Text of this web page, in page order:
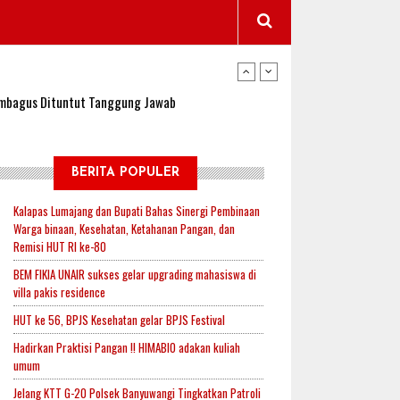
Jadi Lokasi Uji Coba Program NADI JKN
Dituntut Tanggung Jawab
Padi, Proyeksi Hasil Capai 2,4 Ton Gabah
Indonesia.id Perkuat Sinergitas Lewat Ngopi
untuk Mendukung Ketahanan Pangan Nasional
Jadi Lokasi Uji Coba Program NADI JKN
BERITA POPULER
Kalapas Lumajang dan Bupati Bahas Sinergi Pembinaan
Warga binaan, Kesehatan, Ketahanan Pangan, dan
Remisi HUT RI ke-80
BEM FIKIA UNAIR sukses gelar upgrading mahasiswa di
villa pakis residence
HUT ke 56, BPJS Kesehatan gelar BPJS Festival
Hadirkan Praktisi Pangan !! HIMABIO adakan kuliah
umum
Jelang KTT G-20 Polsek Banyuwangi Tingkatkan Patroli